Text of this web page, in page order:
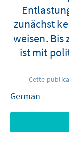
zunächst
weisen. Bis
ist mit
Cette